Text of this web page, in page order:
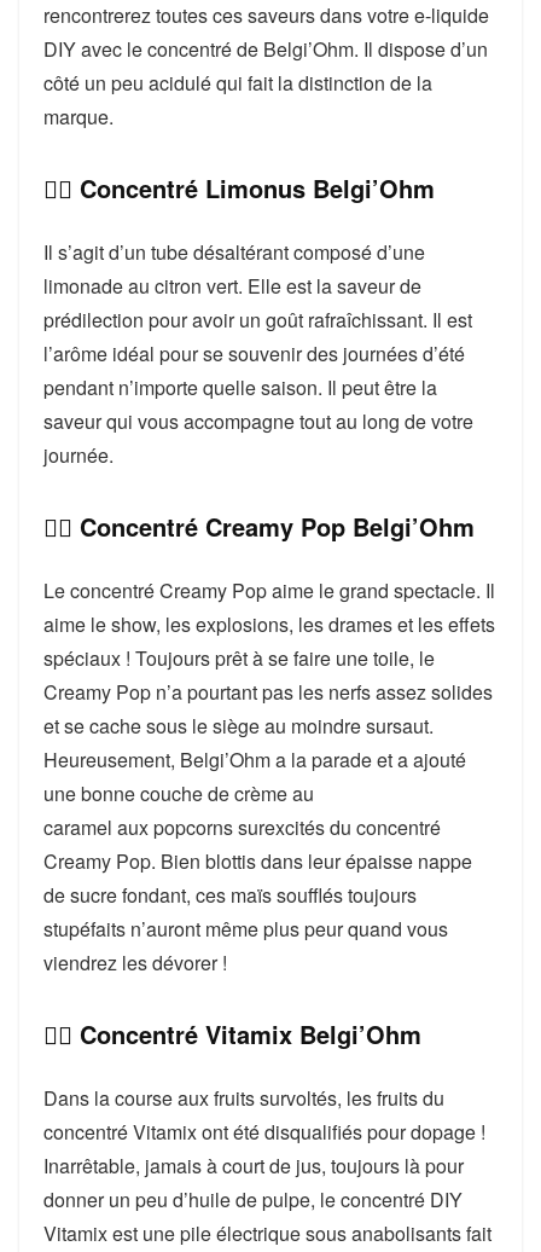
rencontrerez toutes ces saveurs dans votre e-liquide
DIY avec le concentré de Belgi’Ohm. Il dispose d’un
côté un peu acidulé qui fait la distinction de la
marque.
👉🏻 Concentré Limonus Belgi’Ohm
Il s’agit d’un tube désaltérant composé d’une
limonade au citron vert. Elle est la saveur de
prédilection pour avoir un goût rafraîchissant. Il est
l’arôme idéal pour se souvenir des journées d’été
pendant n’importe quelle saison. Il peut être la
saveur qui vous accompagne tout au long de votre
journée.
👉🏻 Concentré Creamy Pop Belgi’Ohm
Le concentré Creamy Pop aime le grand spectacle. Il
aime le show, les explosions, les drames et les effets
spéciaux ! Toujours prêt à se faire une toile, le
Creamy Pop n’a pourtant pas les nerfs assez solides
et se cache sous le siège au moindre sursaut.
Heureusement, Belgi’Ohm a la parade et a ajouté
une bonne couche de crème au
caramel aux popcorns surexcités du concentré
Creamy Pop. Bien blottis dans leur épaisse nappe
de sucre fondant, ces maïs soufflés toujours
stupéfaits n’auront même plus peur quand vous
viendrez les dévorer !
👉🏻 Concentré Vitamix Belgi’Ohm
Dans la course aux fruits survoltés, les fruits du
concentré Vitamix ont été disqualifiés pour dopage !
Inarrêtable, jamais à court de jus, toujours là pour
donner un peu d’huile de pulpe, le concentré DIY
Vitamix est une pile électrique sous anabolisants fait